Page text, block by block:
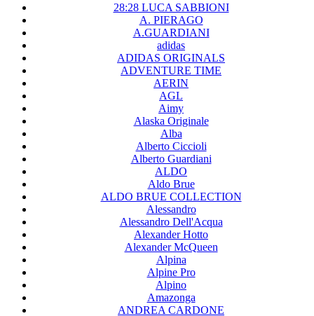
28:28 LUCA SABBIONI
A. PIERAGO
A.GUARDIANI
adidas
ADIDAS ORIGINALS
ADVENTURE TIME
AERIN
AGL
Aimy
Alaska Originale
Alba
Alberto Ciccioli
Alberto Guardiani
ALDO
Aldo Brue
ALDO BRUE COLLECTION
Alessandro
Alessandro Dell'Acqua
Alexander Hotto
Alexander McQueen
Alpina
Alpine Pro
Alpino
Amazonga
ANDREA CARDONE